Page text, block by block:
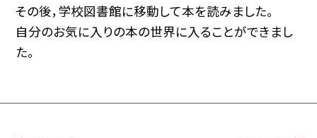
その後，学校図書館に移動して本を読みました。
自分のお気に入りの本の世界に入ることができまし
た。